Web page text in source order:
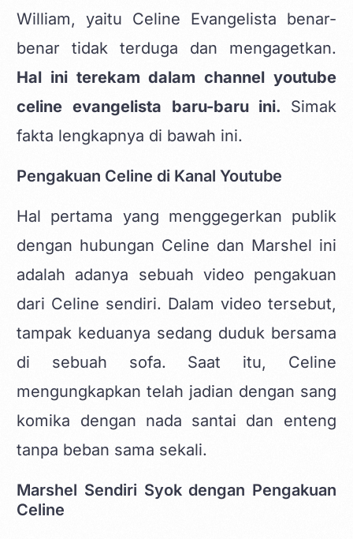
William, yaitu Celine Evangelista benar-
benar tidak terduga dan mengagetkan.
Hal ini terekam dalam channel youtube
celine evangelista baru-baru ini. Simak
fakta lengkapnya di bawah ini.
Pengakuan Celine di Kanal Youtube
Hal pertama yang menggegerkan publik
dengan hubungan Celine dan Marshel ini
adalah adanya sebuah video pengakuan
dari Celine sendiri. Dalam video tersebut,
tampak keduanya sedang duduk bersama
di sebuah sofa. Saat itu, Celine
mengungkapkan telah jadian dengan sang
komika dengan nada santai dan enteng
tanpa beban sama sekali.
Marshel Sendiri Syok dengan Pengakuan
Celine